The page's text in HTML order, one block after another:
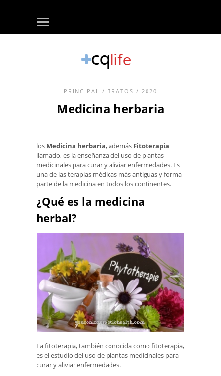
PRINCIPAL / TRATOS / 2020
Medicina herbaria
los Medicina herbaria, además Fitoterapia
llamado, es la enseñanza del uso de plantas
medicinales para curar y aliviar enfermedades. Es
una de las terapias médicas más antiguas y forma
parte de la medicina en todos los continentes.
¿Qué es la medicina
herbal?
La fitoterapia, también conocida como fitoterapia,
es el estudio del uso de plantas medicinales para
curar y aliviar enfermedades.